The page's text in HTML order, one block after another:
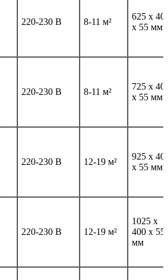
220-230 В 8-11 м²
625 x
x 55 мм
220-230 В 8-11 м²
725 x
x 55 мм
220-230 В 12-19 м²
925 x
x 55 мм
220-230 В 12-19 м²
1025 x
400 x 55
мм